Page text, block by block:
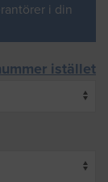
i din
istället